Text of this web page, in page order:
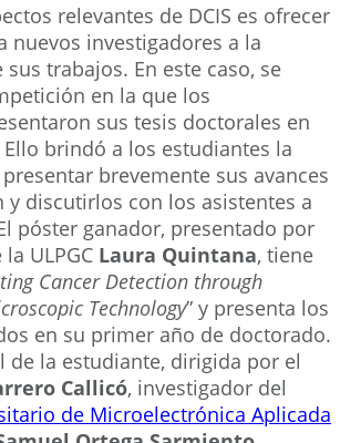
relevantes de DCIS es ofrecer
nuevos investigadores a la
trabajos. En este caso, se
en la que los
sus tesis doctorales en
brindó a los estudiantes la
brevemente sus avances
y discutirlos con los asistentes a
póster ganador, presentado por
ULPGC Laura Quintana, tiene
Cancer Detection through
Technology” y presenta los
en su primer año de doctorado.
de la estudiante, dirigida por el
Callicó, investigador del
de Microelectrónica Aplicada